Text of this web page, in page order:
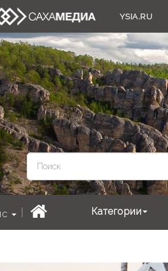
YSIA.RU
Категории